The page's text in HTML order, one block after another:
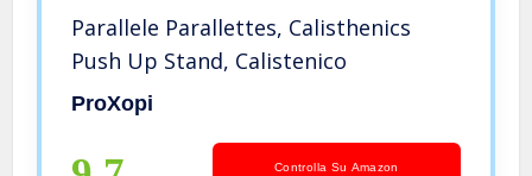
Parallele Parallettes, Calisthenics
Push Up Stand, Calistenico
ProXopi
Controlla Su Amazon